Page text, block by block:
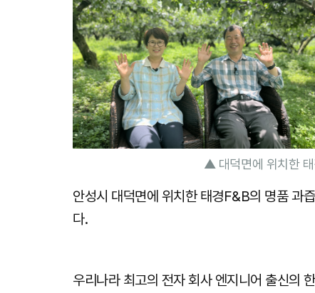
▲ 대덕면에 위치한
안성시 대덕면에 위치한 태경F&B의 명품 과
다.
우리나라 최고의 전자 회사 엔지니어 출신의